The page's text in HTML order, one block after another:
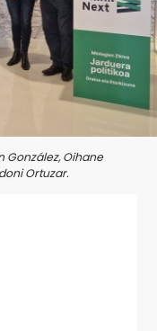
González, Oihane
Ortuzar.